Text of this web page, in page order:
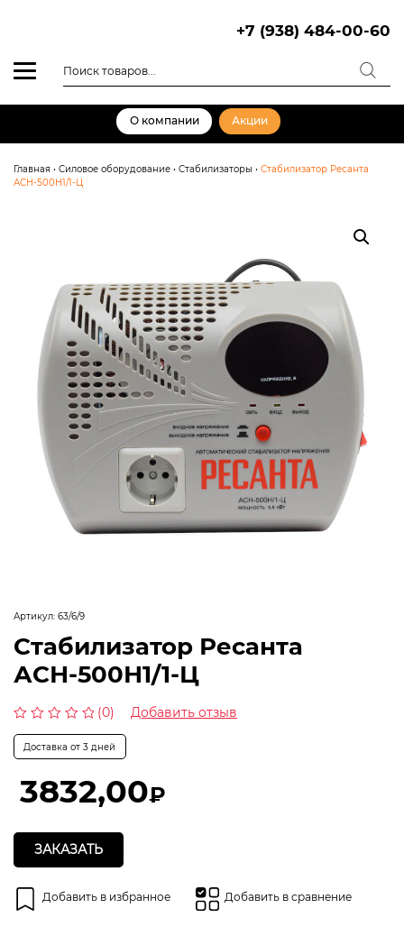
+7 (938) 484-00-60
товаров
О компании Акции
Главная • Силовое оборудование • Стабилизаторы • Стабилизатор Ресанта
АСН-500Н1/1-Ц
Артикул: 63/6/9
Стабилизатор Ресанта
АСН-500Н1/1-Ц
из
(0) Добавить отзыв
Доставка от 3 дней
3832,00₽
ЗАКАЗАТЬ
Добавить в избранное Добавить в сравнение